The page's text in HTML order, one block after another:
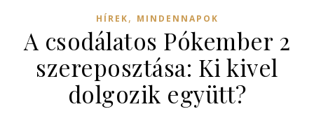
HÍREK, MINDENNAPOK
A csodálatos Pókember 2
szereposztása: Ki kivel
dolgozik együtt?